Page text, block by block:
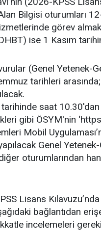
Bilgisi oturumları
görev
ise 1 Kasım
(Genel Yetenek-
tarihleri
saat
gibi ÖSYM'nin
Mobil
Genel
oturumlarından
Lisans
bağlantıdan
incelemeleri